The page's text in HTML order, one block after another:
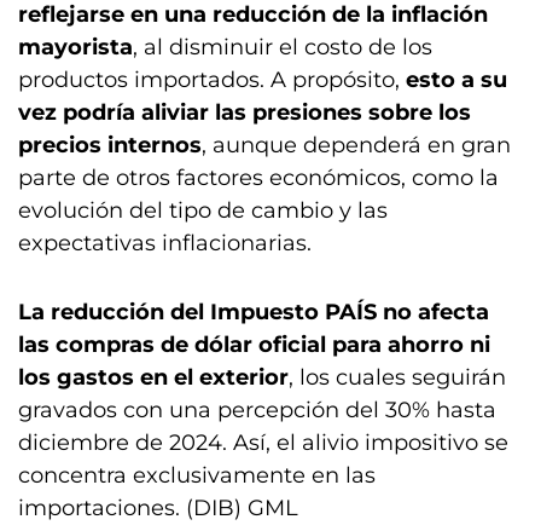
reflejarse en una reducción de la inflación
mayorista, al disminuir el costo de los
productos importados. A propósito, esto a su
vez podría aliviar las presiones sobre los
precios internos, aunque dependerá en gran
parte de otros factores económicos, como la
evolución del tipo de cambio y las
expectativas inflacionarias.
La reducción del Impuesto PAÍS no afecta
las compras de dólar oficial para ahorro ni
los gastos en el exterior, los cuales seguirán
gravados con una percepción del 30% hasta
diciembre de 2024. Así, el alivio impositivo se
concentra exclusivamente en las
importaciones. (DIB) GML